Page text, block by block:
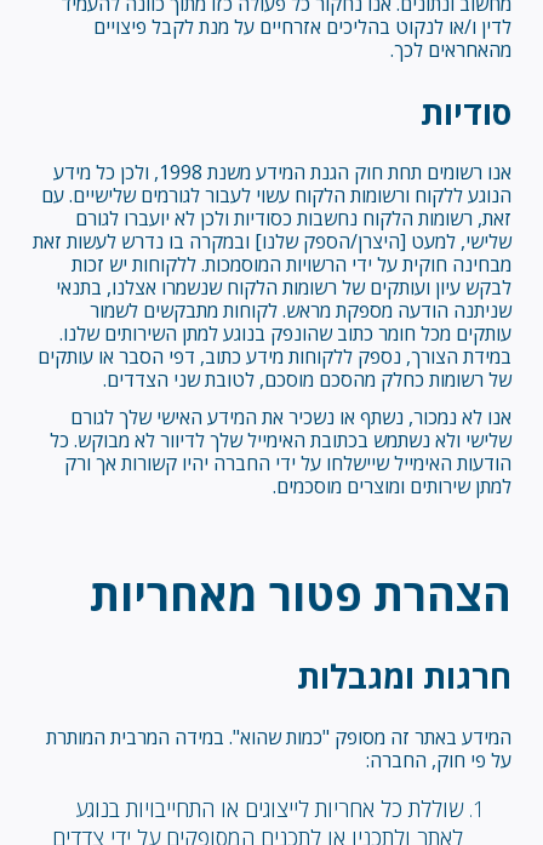
לדין ו/או לנקוט בהליכים אזרחיים על מנת לקבל פיצויים
מהאחראים לכך.
סודיות
אנו רשומים תחת חוק הגנת המידע משנת 1998, ולכן כל מידע
הנוגע ללקוח ורשומות הלקוח עשוי לעבור לגורמים שלישיים. עם
זאת, רשומות הלקוח נחשבות כסודיות ולכן לא יועברו לגורם
שלישי, למעט [היצרן/הספק שלנו] ובמקרה בו נדרש לעשות זאת
מבחינה חוקית על ידי הרשויות המוסמכות. ללקוחות יש זכות
לבקש עיון ועותקים של רשומות הלקוח שנשמרו אצלנו, בתנאי
שניתנה הודעה מספקת מראש. לקוחות מתבקשים לשמור
עותקים מכל חומר כתוב שהונפק בנוגע למתן השירותים שלנו.
במידת הצורך, נספק ללקוחות מידע כתוב, דפי הסבר או עותקים
של רשומות כחלק מהסכם מוסכם, לטובת שני הצדדים.
אנו לא נמכור, נשתף או נשכיר את המידע האישי שלך לגורם
שלישי ולא נשתמש בכתובת האימייל שלך לדיוור לא מבוקש. כל
הודעות האימייל שיישלחו על ידי החברה יהיו קשורות אך ורק
למתן שירותים ומוצרים מוסכמים.
הצהרת פטור מאחריות
חרגות ומגבלות
המידע באתר זה מסופק "כמות שהוא". במידה המרבית המותרת
על פי חוק, החברה:
שוללת כל אחריות לייצוגים או התחייבויות בנוגע
לאתר ולתכניו או לתכנים המסופקים על ידי צדדים